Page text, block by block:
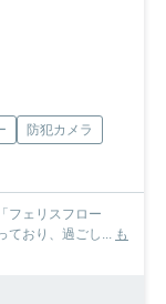
防犯カメラ
フェリスフロー
ており、過ごし... も